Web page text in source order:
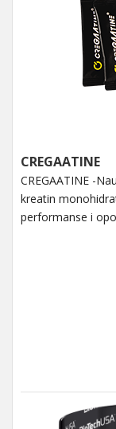
CREGAATINE
CREGAATINE -
kreatin
performanse i